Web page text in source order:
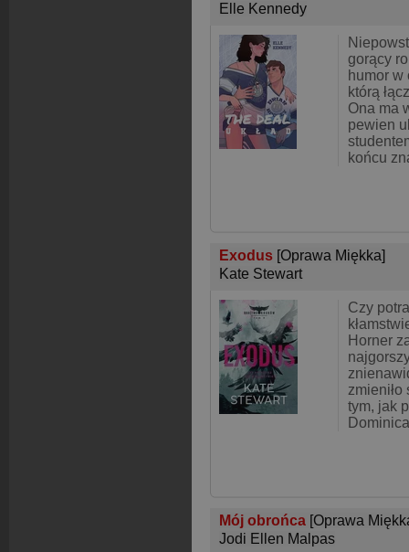
Elle Kennedy
gorący
humor w
którą
Ona ma
pewien
końcu
Exodus [Oprawa Miękka]
Kate Stewart
Czy
Horner
tym, jak
Mój obrońca [Oprawa
Jodi Ellen Malpas